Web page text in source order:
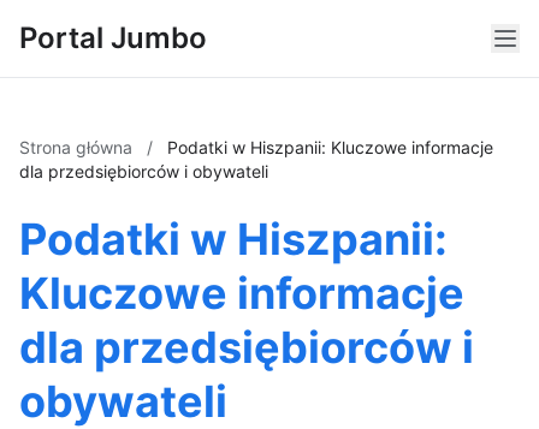
Portal Jumbo
Strona główna /
Podatki w Hiszpanii: Kluczowe informacje
dla przedsiębiorców i obywateli
Podatki w Hiszpanii:
Kluczowe informacje
dla przedsiębiorców i
obywateli